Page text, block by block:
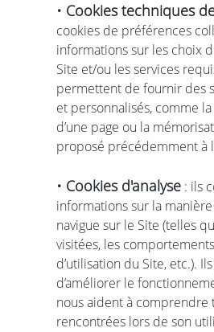
• Cookies techniques
cookies de préférences
informations sur les choix
Site et/ou les services
permettent de fournir des
et personnalisés, comme
d’une page ou la
proposé précédemment à
• Cookies d'analyse : ils
informations sur la
navigue sur le Site (telles
visitées, les
d’utilisation du Site, etc.).
d’améliorer le
nous aident à comprendre
rencontrées lors de son